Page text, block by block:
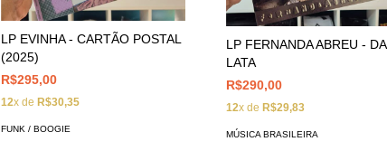
LP EVINHA - CARTÃO POSTAL
(2025)
R$295,00
12x de R$30,35
FUNK / BOOGIE
LP FERNANDA ABREU - DA
LATA
R$290,00
12x de R$29,83
MÚSICA BRASILEIRA